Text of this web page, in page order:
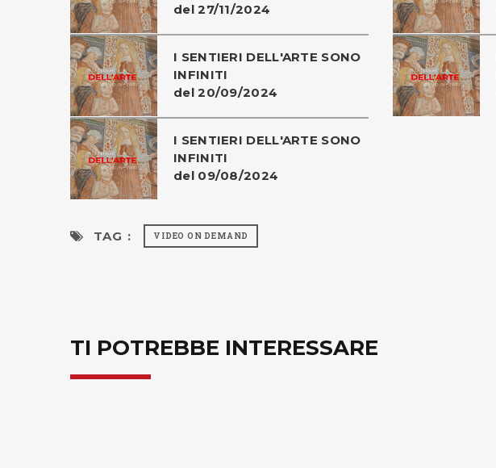
del 27/11/2024
I SENTIERI DELL'ARTE SONO
INFINITI
del 20/09/2024
I SENTIERI DELL'ARTE SONO
INFINITI
del 09/08/2024
TAG : VIDEO ON DEMAND
TI POTREBBE INTERESSARE